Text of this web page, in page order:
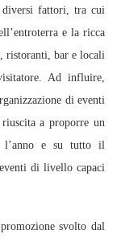
diversi fattori, tra cui
e la ricca
ristoranti, bar e locali
Ad influire,
di eventi
a proporre un
l’anno e su tutto il
di livello capaci
svolto dal